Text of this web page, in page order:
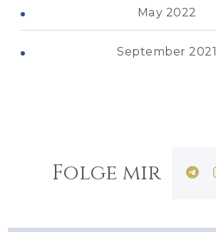
May 2022
September 2021
Folge mir